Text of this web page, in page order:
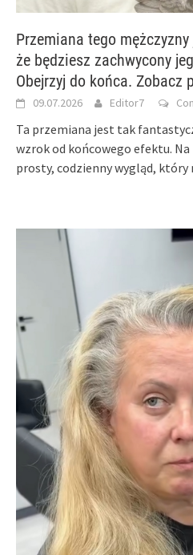
Przemiana tego
że będziesz zachwycony
Obejrzyj do końca. Zobacz
09.07.2026 Editor7
Ta przemiana jest tak
wzrok od końcowego efektu.
prosty, codzienny wygląd, który